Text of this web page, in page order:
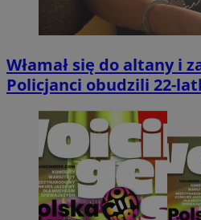
Włamał się do altany i
Policjanci obudzili 22-